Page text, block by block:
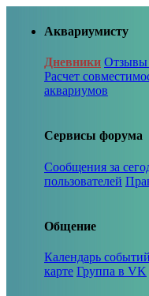
Аквариумисту
Дневники Отзывы
Расчет
аквариумов
Сервисы форума
Сообщения за
пользователей
Общение
Календарь событий
карте Группа в VK